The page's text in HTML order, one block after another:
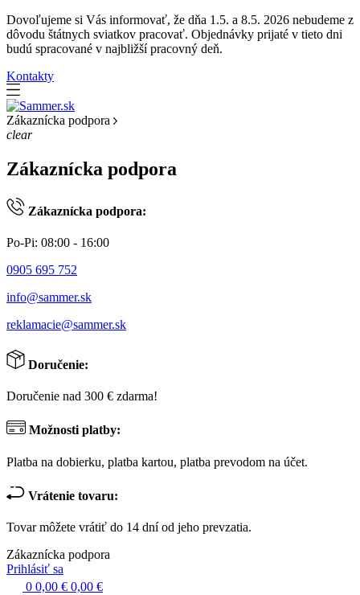
Dovoľujeme si Vás informovať, že dňa 1.5. a 8.5. 2026 nebudeme z
dôvodu štátnych sviatkov pracovať. Objednávky prijaté v tieto dni
budú spracované v najbližší pracovný deň.
Kontakty
Zákaznícka podpora
clear
Zákaznícka podpora
Zákaznícka podpora:
Po-Pi: 08:00 - 16:00
0905 695 752
info@sammer.sk
reklamacie@sammer.sk
Doručenie:
Doručenie nad 300 € zdarma!
Možnosti platby:
Platba na dobierku, platba kartou, platba prevodom na účet.
Vrátenie tovaru:
Tovar môžete vrátiť do 14 dní od jeho prevzatia.
Zákaznícka podpora
Prihlásiť sa
0 0,00 € 0,00 €